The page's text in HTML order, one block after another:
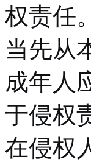
权责任
当先从
成年人
于侵权
在侵权